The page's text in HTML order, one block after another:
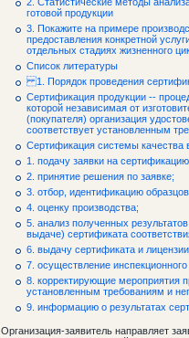
готовой продукции
3. Покажите на примере
предоставления конкретной
отдельных стадиях жизненного
Список литературы
1. Порядок проведения
Сертификация продукции --
которой независимая от
(покупателя) организация
соответствует установленным
Сертификация системы качества
1. подачу заявки на
2. принятие решения по заявке;
3. отбор, идентификацию
4. оценку производства;
5. анализ полученных
выдаче) сертификата
6. выдачу сертификата и
7. осуществление
8. корректирующие мероприятия
установленным требованиям и
9. информацию о результатах
Организация-заявитель направляет